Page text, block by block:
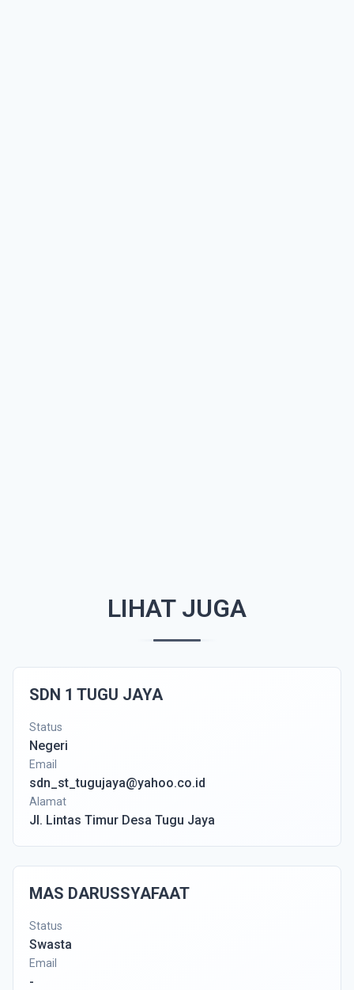
LIHAT JUGA
SDN 1 TUGU JAYA
Status
Negeri
Email
sdn_st_tugujaya@yahoo.co.id
Alamat
Jl. Lintas Timur Desa Tugu Jaya
MAS DARUSSYAFAAT
Status
Swasta
Email
-